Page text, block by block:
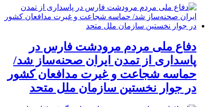
دفاع ملی مردم مرودشت فارس در
پاسداری از تمدن ایران صحنه‌ساز شد/
حماسه شجاعت و غیرت مدافعان کشور
در جوار نخستین سازمان ملل متحد